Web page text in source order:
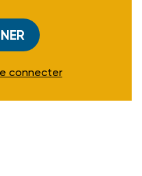
connecter